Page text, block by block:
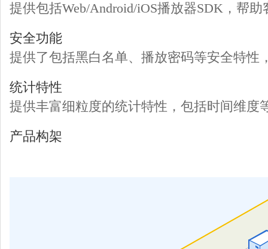
提供包括Web/Android/iOS播放器SDK，帮
安全功能
提供了包括黑白名单、播放密码等安全特
统计特性
提供丰富细粒度的统计特性，包括时间维
产品构架